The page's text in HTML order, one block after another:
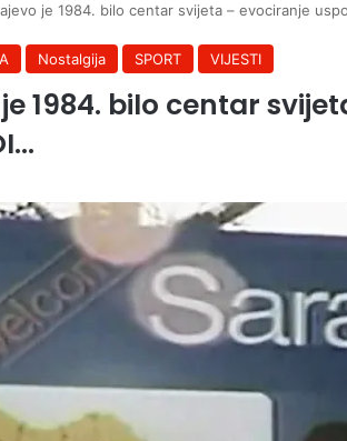
je 1984. bilo centar svijeta – evociranje
Nostalgija SPORT VIJESTI
1984. bilo centar